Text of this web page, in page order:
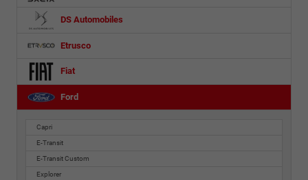
DS Automobiles
Etrusco
Fiat
Ford
Capri
E-Transit
E-Transit Custom
Explorer